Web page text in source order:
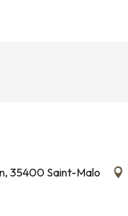
35400 Saint-Malo